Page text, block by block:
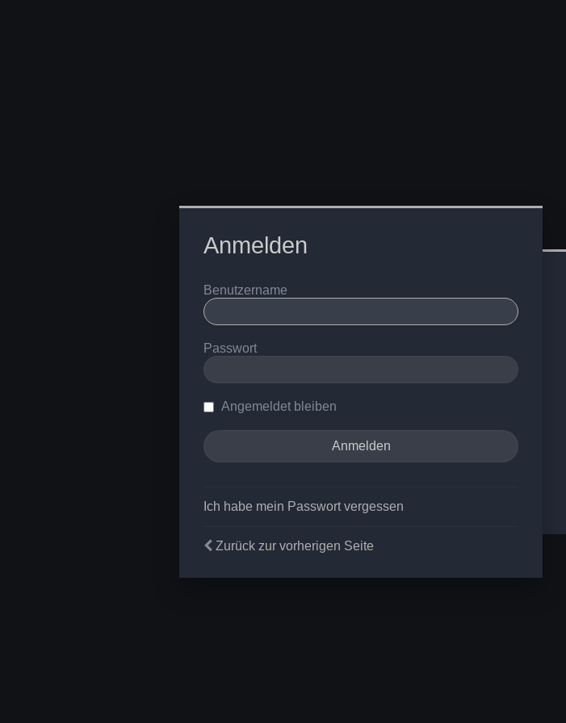
Anmelden
Benutzername
Passwort
Angemeldet bleiben
Ich habe mein Passwort vergessen
Zurück zur vorherigen Seite